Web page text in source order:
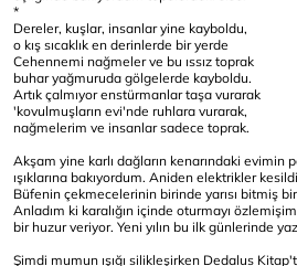
*
Dereler, kuşlar, insanlar yine kayboldu,
o kış sıcaklık en derinlerde bir yerde
Cehennemi nağmeler ve bu ıssız toprak
buhar yağmuruda gölgelerde kayboldu.
Artık çalmıyor enstürmanlar taşa vurarak
'kovulmuşların evi'nde ruhlara vurarak,
nağmelerim ve insanlar sadece toprak.
Akşam yine karlı dağların kenarındaki evimin
ışıklarına bakıyordum. Aniden elektrikler
Büfenin çekmecelerinin birinde yarısı bitmiş
Anladım ki karalığın içinde oturmayı
bir huzur veriyor. Yeni yılın bu ilk günlerinde
Şimdi mumun ışığı silikleşirken Dedalus